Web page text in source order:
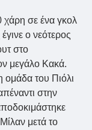
χάρη σε ένα γκολ
ο νεότερος
στο
μεγάλο Κακά.
του Πιόλι
στην
μετά το